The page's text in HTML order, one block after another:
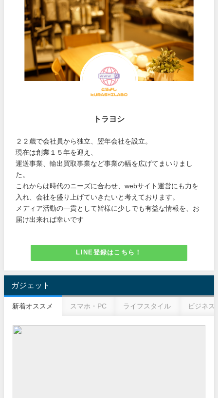
トラヨシ
２２歳で会社員から独立、翌年会社を設立。
現在は創業１５年を迎え、
運送事業、輸出買取事業など事業の幅を広げてまいりまし
た。
これからは時代のニーズに合わせ、webサイト運営にも力を
入れ、会社を盛り上げていきたいと考えております。
メディア活動の一貫として皆様に少しでも有益な情報を、お
届け出来れば幸いです
LINE登録はこちら！
ガジェット
新着オススメ スマホ・PC ライフスタイル ビジネス